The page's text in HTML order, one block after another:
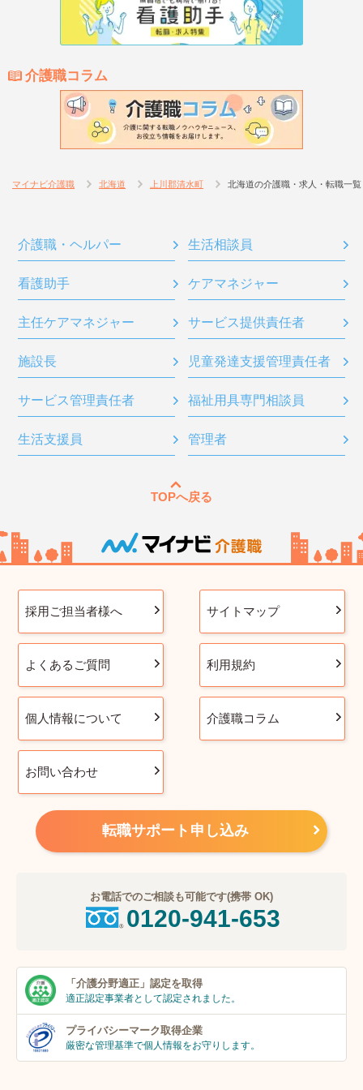
介護職コラム
マイナビ介護職 北海道 上川郡清水町 北海道の介護職・求人・転職一覧
介護職・ヘルパー 生活相談員
看護助手 ケアマネジャー
主任ケアマネジャー サービス提供責任者
施設長 児童発達支援管理責任者
サービス管理責任者 福祉用具専門相談員
生活支援員 管理者
TOPへ戻る
採用ご担当者様へ サイトマップ
よくあるご質問 利用規約
個人情報について 介護職コラム
お問い合わせ
転職サポート申し込み
お電話でのご相談も可能です(携帯 OK)
0120-941-653
「介護分野適正」 認定を取得
適正認定事業者として認定されました。
プライバシーマーク取得企業
厳密な管理基準で個人情報をお守りします。